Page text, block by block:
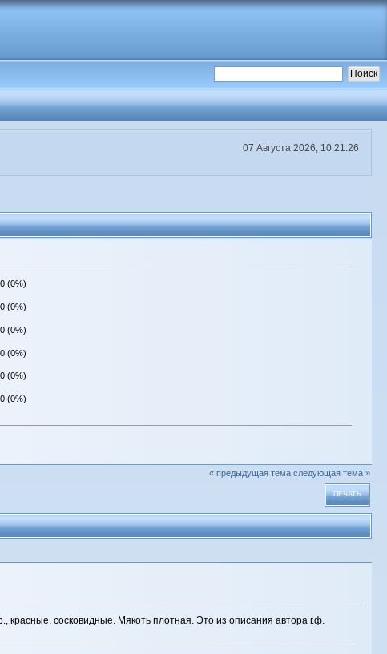
07 Августа 2026, 10:21:26
0 (0%)
0 (0%)
0 (0%)
0 (0%)
0 (0%)
0 (0%)
« предыдущая тема следующая тема »
ПЕЧАТЬ
сосковидные. Мякоть плотная. Это из описания автора г.ф.